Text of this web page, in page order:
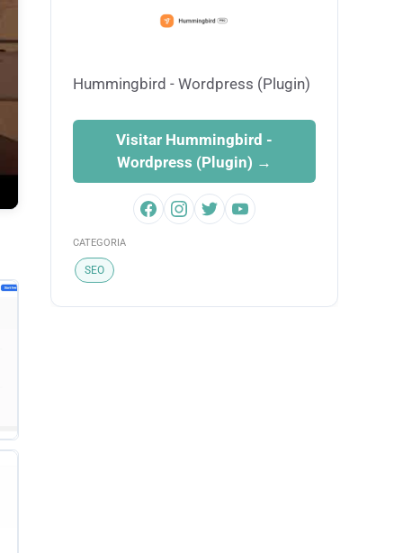
Hummingbird - Wordpress (Plugin)
Visitar Hummingbird -
Wordpress (Plugin) →
CATEGORIA
SEO